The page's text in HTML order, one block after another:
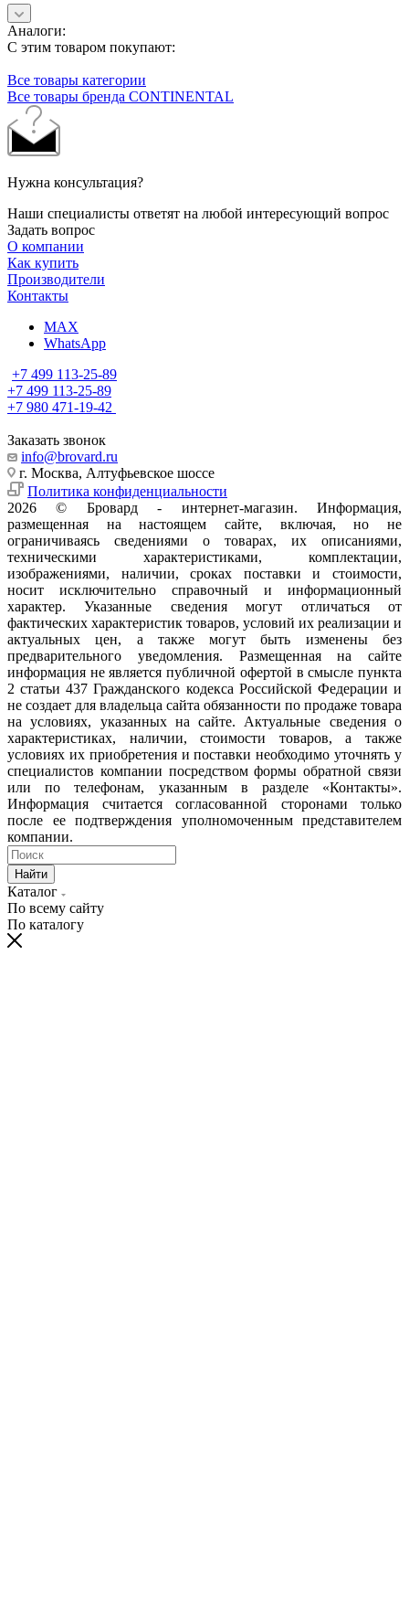
Аналоги:
С этим товаром покупают:
Все товары категории
Все товары бренда CONTINENTAL
Нужна консультация?
Наши специалисты ответят на любой интересующий вопрос
Задать вопрос
О компании
Как купить
Производители
Контакты
MAX
WhatsApp
+7 499 113-25-89
+7 499 113-25-89
+7 980 471-19-42
Заказать звонок
info@brovard.ru
г. Москва, Алтуфьевское шоссе
Политика конфиденциальности
2026 © Бровард - интернет-магазин. Информация,
размещенная на настоящем сайте, включая, но не
ограничиваясь сведениями о товарах, их описаниями,
техническими характеристиками, комплектации,
изображениями, наличии, сроках поставки и стоимости,
носит исключительно справочный и информационный
характер. Указанные сведения могут отличаться от
фактических характеристик товаров, условий их реализации и
актуальных цен, а также могут быть изменены без
предварительного уведомления. Размещенная на сайте
информация не является публичной офертой в смысле пункта
2 статьи 437 Гражданского кодекса Российской Федерации и
не создает для владельца сайта обязанности по продаже товара
на условиях, указанных на сайте. Актуальные сведения о
характеристиках, наличии, стоимости товаров, а также
условиях их приобретения и поставки необходимо уточнять у
специалистов компании посредством формы обратной связи
или по телефонам, указанным в разделе «Контакты».
Информация считается согласованной сторонами только
после ее подтверждения уполномоченным представителем
компании.
Найти
Каталог
По всему сайту
По каталогу